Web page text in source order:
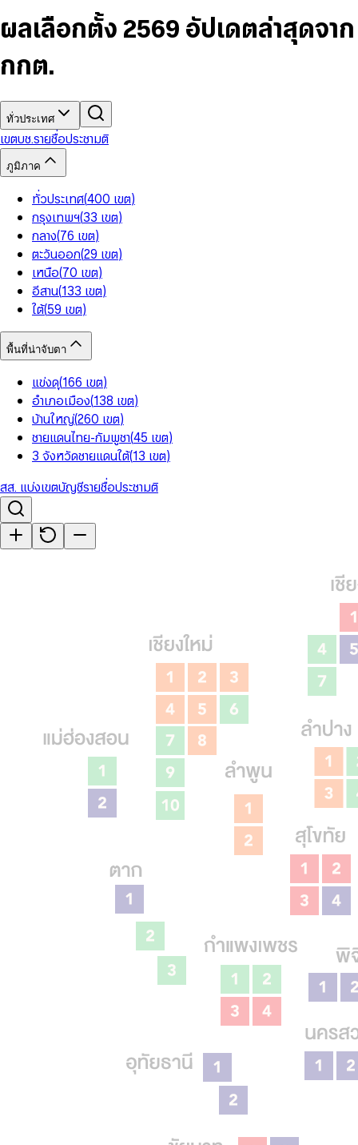
7
8
5
6
8
9
6
7
9
5
6
8
9
9
ผลเลือกตั้ง 2569 อัปเดตล่าสุดจาก
กกต.
ทั่วประเทศ
เขตบช.รายชื่อประชามติ
ภูมิภาค
ทั่วประเทศ(400 เขต)
กรุงเทพฯ(33 เขต)
กลาง(76 เขต)
ตะวันออก(29 เขต)
เหนือ(70 เขต)
อีสาน(133 เขต)
ใต้(59 เขต)
พื้นที่น่าจับตา
แข่งดุ(166 เขต)
อำเภอเมือง(138 เขต)
บ้านใหญ่(260 เขต)
ชายแดนไทย-กัมพูชา(45 เขต)
3 จังหวัดชายแดนใต้(13 เขต)
สส. แบ่งเขตบัญชีรายชื่อประชามติ